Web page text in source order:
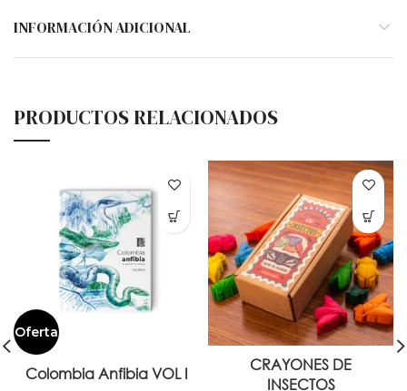
INFORMACIÓN ADICIONAL
PRODUCTOS RELACIONADOS
Oferta
Colombia Anfibia VOL I
CRAYONES DE
INSECTOS